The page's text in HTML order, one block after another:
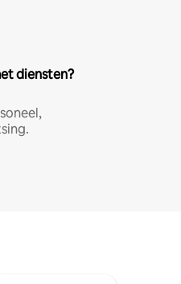
diensten?